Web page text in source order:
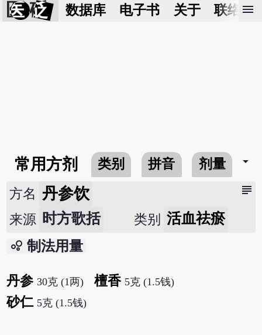
医 砭 数据库 电子书 关于 联络我
menu
常用方剂 类别 拼音 剂量 arrow_drop_down
subject
方名 丹参饮
来源 时方歌括 类别 活血祛瘀
bubble_chart 制法用量
丹参 30克 (1两) 檀香 5克 (1.5钱)
砂仁 5克 (1.5钱)